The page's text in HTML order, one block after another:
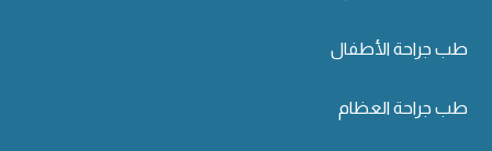
طب جراحة الأطفال
طب جراحة العظام